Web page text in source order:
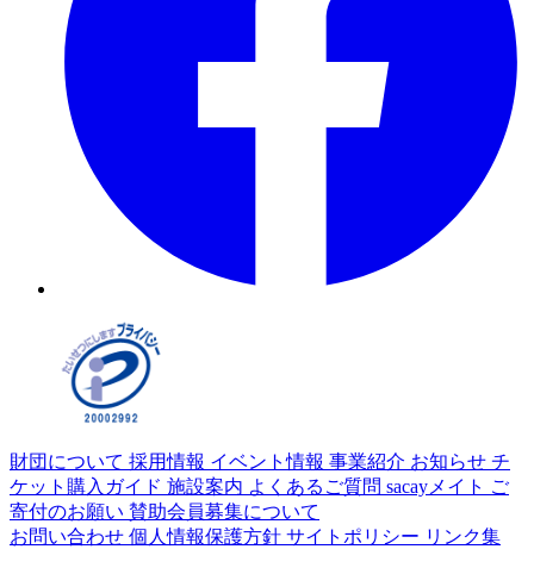
財団について 採用情報 イベント情報 事業紹介 お知らせ チ
ケット購入ガイド 施設案内 よくあるご質問 sacayメイト ご
寄付のお願い 賛助会員募集について
お問い合わせ 個人情報保護方針 サイトポリシー リンク集